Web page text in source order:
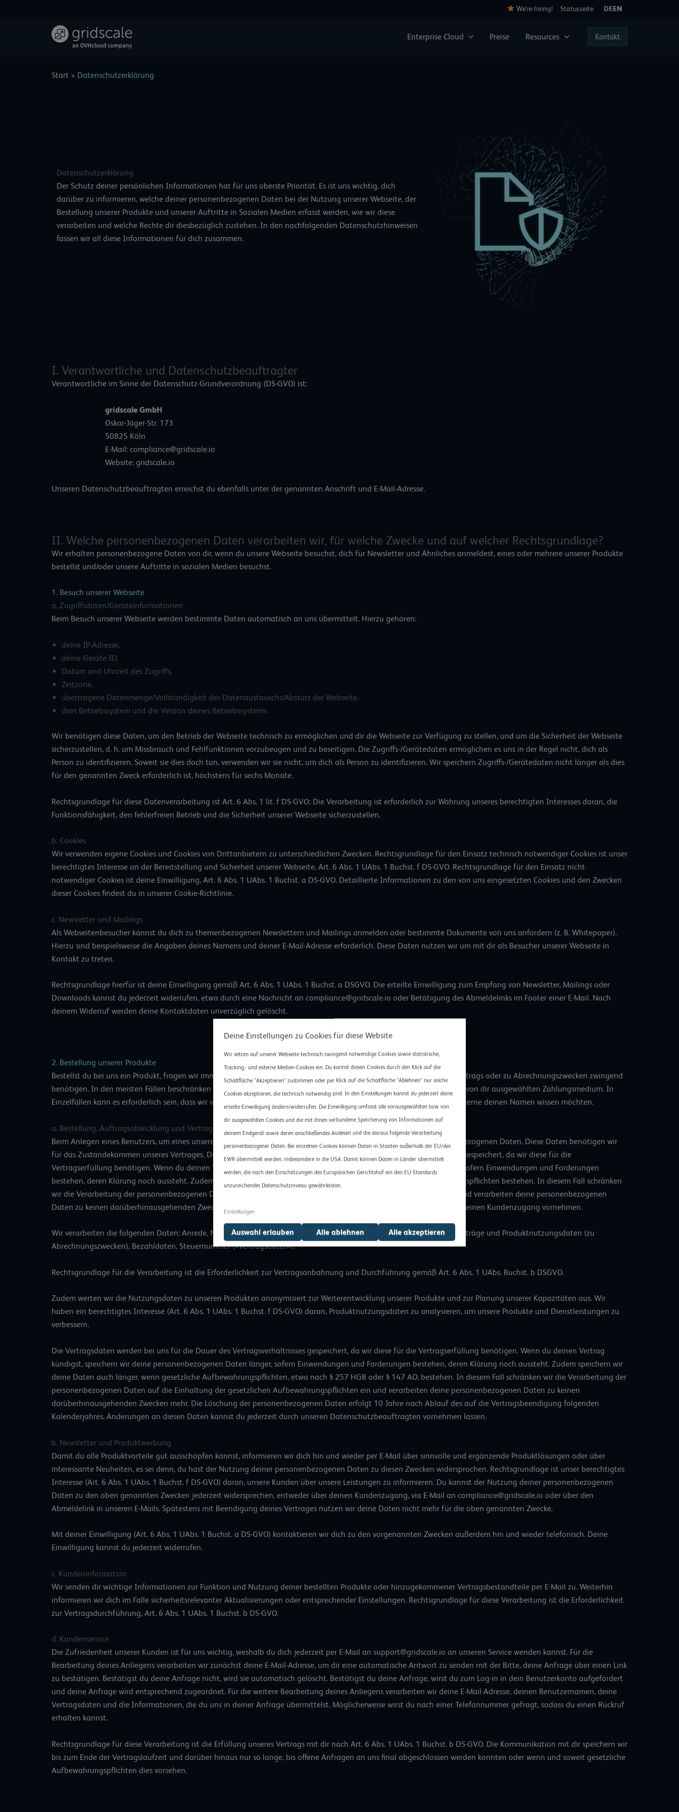
We’re hiring! Statusseite DEEN
Enterprise Cloud Preise Resources Kontakt
Start Datenschutzerklärung
Datenschutzerklärung
Der Schutz deiner persönlichen Informationen hat für uns oberste Priorität. Es ist uns wichtig, dich
darüber zu informieren, welche deiner personenbezogenen Daten bei der Nutzung unserer Webseite, der
Bestellung unserer Produkte und unserer Auftritte in Sozialen Medien erfasst werden, wie wir diese
verarbeiten und welche Rechte dir diesbezüglich zustehen. In den nachfolgenden Datenschutzhinweisen
fassen wir all diese Informationen für dich zusammen.
I. Verantwortliche und Datenschutzbeauftragter
Verantwortliche im Sinne der Datenschutz-Grundverordnung (DS-GVO) ist:
gridscale GmbH
Oskar-Jäger-Str. 173
50825 Köln
E-Mail: compliance@gridscale.io
Website: gridscale.io
Unseren Datenschutzbeauftragten erreichst du ebenfalls unter der genannten Anschrift und E-Mail-Adresse.
II. Welche personenbezogenen Daten verarbeiten wir, für welche Zwecke und auf welcher Rechtsgrundlage?
Wir erhalten personenbezogene Daten von dir, wenn du unsere Webseite besuchst, dich für Newsletter und Ähnliches anmeldest, eines oder mehrere unserer Produkte
bestellst und/oder unsere Auftritte in sozialen Medien besuchst.
1. Besuch unserer Webseite
a. Zugriffsdaten/Geräteinformationen
Beim Besuch unserer Webseite werden bestimmte Daten automatisch an uns übermittelt. Hierzu gehören:
deine IP-Adresse,
deine Geräte-ID,
Datum und Uhrzeit des Zugriffs,
Zeitzone,
übertragene Datenmenge/Vollständigkeit des Datenaustauschs/Absturz der Webseite,
dein Betriebssystem und die Version deines Betriebssystems.
Wir benötigen diese Daten, um den Betrieb der Webseite technisch zu ermöglichen und dir die Webseite zur Verfügung zu stellen, und um die Sicherheit der Webseite
sicherzustellen, d. h. um Missbrauch und Fehlfunktionen vorzubeugen und zu beseitigen. Die Zugriffs-/Gerätedaten ermöglichen es uns in der Regel nicht, dich als
Person zu identifizieren. Soweit sie dies doch tun, verwenden wir sie nicht, um dich als Person zu identifizieren. Wir speichern Zugriffs-/Gerätedaten nicht länger als dies
für den genannten Zweck erforderlich ist, höchstens für sechs Monate.
Rechtsgrundlage für diese Datenverarbeitung ist Art. 6 Abs. 1 lit. f DS-GVO: Die Verarbeitung ist erforderlich zur Wahrung unseres berechtigten Interesses daran, die
Funktionsfähigkeit, den fehlerfreien Betrieb und die Sicherheit unserer Webseite sicherzustellen.
b. Cookies
Wir verwenden eigene Cookies und Cookies von Drittanbietern zu unterschiedlichen Zwecken. Rechtsgrundlage für den Einsatz technisch notwendiger Cookies ist unser
berechtigtes Interesse an der Bereitstellung und Sicherheit unserer Webseite, Art. 6 Abs. 1 UAbs. 1 Buchst. f DS-GVO. Rechtsgrundlage für den Einsatz nicht-
notwendiger Cookies ist deine Einwilligung, Art. 6 Abs. 1 UAbs. 1 Buchst. a DS-GVO. Detaillierte Informationen zu den von uns eingesetzten Cookies und den Zwecken
dieser Cookies findest du in unserer Cookie-Richtlinie.
c. Newsletter und Mailings
Als Webseitenbesucher kannst du dich zu themenbezogenen Newslettern und Mailings anmelden oder bestimmte Dokumente von uns anfordern (z. B. Whitepaper).
Hierzu sind beispielsweise die Angaben deines Namens und deiner E-Mail-Adresse erforderlich. Diese Daten nutzen wir um mit dir als Besucher unserer Webseite in
Kontakt zu treten.
Rechtsgrundlage hierfür ist deine Einwilligung gemäß Art. 6 Abs. 1 UAbs. 1 Buchst. a DSGVO. Die erteilte Einwilligung zum Empfang von Newsletter, Mailings oder
Downloads kannst du jederzeit widerrufen, etwa durch eine Nachricht an compliance@gridscale.io oder Betätigung des Abmeldelinks im Footer einer E-Mail. Nach
deinem Widerruf werden deine Kontaktdaten unverzüglich gelöscht.
2. Bestellung unserer Produkte
Bestellst du bei uns ein Produkt, fragen wir immer nur so viele Informationen von dir ab, wie wir zur Erfüllung deines Auftrags oder zu Abrechnungszwecken zwingend
benötigen. In den meisten Fällen beschränken sich die Informationen auf deine E-Mail-Adresse sowie die Daten zu dem von dir ausgewählten Zahlungsmedium. In
Einzelfällen kann es erforderlich sein, dass wir von dir zusätzliche Daten über dein Unternehmen abfragen oder von dir gerne deinen Namen wissen möchten.
a. Bestellung, Auftragsabwicklung und Vertragsbeziehung
Beim Anlegen eines Benutzers, um eines unserer Produkte zu bestellen, bitten wir dich um die Angabe deiner personenbezogenen Daten. Diese Daten benötigen wir
für das Zustandekommen unseres Vertrages. Die Vertragsdaten werden bei uns für die Dauer des Vertragsverhältnisses gespeichert, da wir diese für die
Vertragserfüllung benötigen. Wenn du deinen Vertrag kündigst, speichern wir deine personenbezogenen Daten länger, sofern Einwendungen und Forderungen
bestehen, deren Klärung noch aussteht. Zudem speichern wir deine Daten auch länger, wenn gesetzliche Aufbewahrungspflichten bestehen. In diesem Fall schränken
wir die Verarbeitung der personenbezogenen Daten auf die Einhaltung der gesetzlichen Aufbewahrungspflichten ein und verarbeiten deine personenbezogenen
Daten zu keinen darüberhinausgehenden Zwecken mehr. Änderungen an diesen Daten kannst du jederzeit selbst über deinen Kundenzugang vornehmen.
Wir verarbeiten die folgenden Daten: Anrede, Name, E-Mail-Adresse, Telefonnummer, Firmenname, Anschrift, Produkt-Verträge und Produktnutzungsdaten (zu
Abrechnungszwecken), Bezahldaten, Steuernummer (»Vertragsdaten«).
Rechtsgrundlage für die Verarbeitung ist die Erforderlichkeit zur Vertragsanbahnung und Durchführung gemäß Art. 6 Abs. 1 UAbs. Buchst. b DSGVO.
Zudem werten wir die Nutzungsdaten zu unseren Produkten anonymisiert zur Weiterentwicklung unserer Produkte und zur Planung unserer Kapazitäten aus. Wir
haben ein berechtigtes Interesse (Art. 6 Abs. 1 UAbs. 1 Buchst. f DS-GVO) daran, Produktnutzungsdaten zu analysieren, um unsere Produkte und Dienstleistungen zu
verbessern.
Die Vertragsdaten werden bei uns für die Dauer des Vertragsverhältnisses gespeichert, da wir diese für die Vertragserfüllung benötigen. Wenn du deinen Vertrag
kündigst, speichern wir deine personenbezogenen Daten länger, sofern Einwendungen und Forderungen bestehen, deren Klärung noch aussteht. Zudem speichern wir
deine Daten auch länger, wenn gesetzliche Aufbewahrungspflichten, etwa nach § 257 HGB oder § 147 AO, bestehen. In diesem Fall schränken wir die Verarbeitung der
personenbezogenen Daten auf die Einhaltung der gesetzlichen Aufbewahrungspflichten ein und verarbeiten deine personenbezogenen Daten zu keinen
darüberhinausgehenden Zwecken mehr. Die Löschung der personenbezogenen Daten erfolgt 10 Jahre nach Ablauf des auf die Vertragsbeendigung folgenden
Kalenderjahres. Änderungen an diesen Daten kannst du jederzeit durch unseren Datenschutzbeauftragten vornehmen lassen.
b. Newsletter und Produktwerbung
Damit du alle Produktvorteile gut ausschöpfen kannst, informieren wir dich hin und wieder per E-Mail über sinnvolle und ergänzende Produktlösungen oder über
interessante Neuheiten, es sei denn, du hast der Nutzung deiner personenbezogenen Daten zu diesen Zwecken widersprochen. Rechtsgrundlage ist unser berechtigtes
Interesse (Art. 6 Abs. 1 UAbs. 1 Buchst. f DS-GVO) daran, unsere Kunden über unsere Leistungen zu informieren. Du kannst der Nutzung deiner personenbezogenen
Daten zu den oben genannten Zwecken jederzeit widersprechen, entweder über deinen Kundenzugang, via E-Mail an compliance@gridscale.io oder über den
Abmeldelink in unseren E-Mails. Spätestens mit Beendigung deines Vertrages nutzen wir deine Daten nicht mehr für die oben genannten Zwecke.
Mit deiner Einwilligung (Art. 6 Abs. 1 UAbs. 1 Buchst. a DS-GVO) kontaktieren wir dich zu den vorgenannten Zwecken außerdem hin und wieder telefonisch. Deine
Einwilligung kannst du jederzeit widerrufen.
c. Kundeninformation
Wir senden dir wichtige Informationen zur Funktion und Nutzung deiner bestellten Produkte oder hinzugekommener Vertragsbestandteile per E-Mail zu. Weiterhin
informieren wir dich im Falle sicherheitsrelevanter Aktualisierungen oder entsprechender Einstellungen. Rechtsgrundlage für diese Verarbeitung ist die Erforderlichkeit
zur Vertragsdurchführung, Art. 6 Abs. 1 UAbs. 1 Buchst. b DS-GVO.
d. Kundenservice
Die Zufriedenheit unserer Kunden ist für uns wichtig, weshalb du dich jederzeit per E-Mail an support@gridscale.io an unseren Service wenden kannst. Für die
Bearbeitung deines Anliegens verarbeiten wir zunächst deine E-Mail-Adresse, um dir eine automatische Antwort zu senden mit der Bitte, deine Anfrage über einen Link
zu bestätigen. Bestätigst du deine Anfrage nicht, wird sie automatisch gelöscht. Bestätigst du deine Anfrage, wirst du zum Log-in in dein Benutzerkonto aufgefordert
und deine Anfrage wird entsprechend zugeordnet. Für die weitere Bearbeitung deines Anliegens verarbeiten wir deine E-Mail-Adresse, deinen Benutzernamen, deine
Vertragsdaten und die Informationen, die du uns in deiner Anfrage übermittelst. Möglicherweise wirst du nach einer Telefonnummer gefragt, sodass du einen Rückruf
erhalten kannst.
Rechtsgrundlage für diese Verarbeitung ist die Erfüllung unseres Vertrags mit dir nach Art. 6 Abs. 1 UAbs. 1 Buchst. b DS-GVO. Die Kommunikation mit dir speichern wir
bis zum Ende der Vertragslaufzeit und darüber hinaus nur so lange, bis offene Anfragen an uns final abgeschlossen werden konnten oder wenn und soweit gesetzliche
Aufbewahrungspflichten dies vorsehen.
Deine Einstellungen zu Cookies für diese Website
Wir setzen auf unserer Webseite technisch zwingend notwendige Cookies sowie statistische,
Tracking,- und externe Medien-Cookies ein. Du kannst diesen Cookies durch den Klick auf die
Schaltfläche "Akzeptieren" zustimmen oder per Klick auf die Schaltfläche "Ablehnen" nur solche
Cookies akzeptieren, die technisch notwendig sind. In den Einstellungen kannst du jederzeit deine
erteilte Einwilligung ändern/widerrufen. Die Einwilligung umfasst alle vorausgewählten bzw. von
dir ausgewählten Cookies und die mit ihnen verbundene Speicherung von Informationen auf
deinem Endgerät sowie deren anschließendes Auslesen und die daraus folgende Verarbeitung
personenbezogener Daten. Bei einzelnen Cookies können Daten in Staaten außerhalb der EU/des
EWR übermittelt werden, insbesondere in die USA. Damit können Daten in Länder übermittelt
werden, die nach den Einschätzungen des Europäischen Gerichtshof ein den EU-Standards
unzureichendes Datenschutzniveau gewährleisten.
Einstellungen
Auswahl erlauben Alle ablehnen Alle akzeptieren